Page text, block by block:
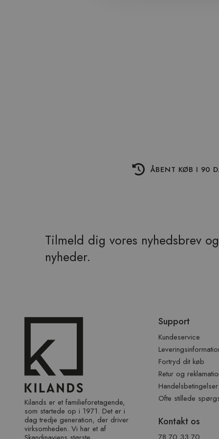
ÅBENT KØB I 90
Tilmeld dig vores nyhedsbrev
nyheder.
over
Kilands er et familieforetagende,
som startede op i 1971. Det er i
dag tredje generation, der driver
virksomheden. Vi har et af ​​
Support
Kundeservice
Fortryd dit køb
Retur og
Handelsbetingelser
Ofte stillede
Kontakt os